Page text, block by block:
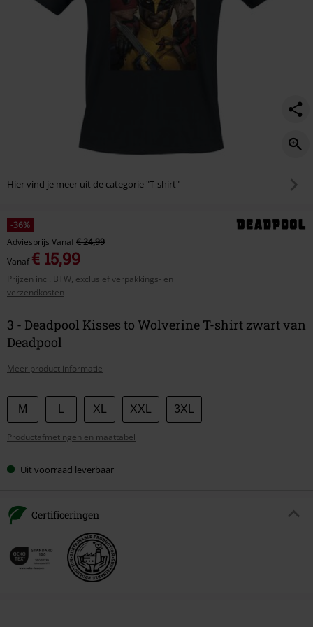
Hier vind je meer uit de categorie "T-shirt"
-36%
Adviesprijs Vanaf€ 24,99
Vanaf€ 15,99
Prijzen incl. BTW, exclusief verpakkings- en
verzendkosten
3 - Deadpool Kisses to Wolverine T-shirt zwart van
Deadpool
Meer product informatie
Kies
je
maat
M XL XXL 3XL
Productafmetingen en maattabel
Uit voorraad leverbaar
Certificeringen